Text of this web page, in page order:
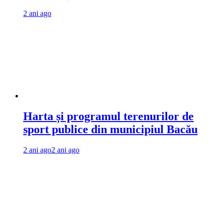
2 ani ago
Harta și programul terenurilor de
sport publice din municipiul Bacău
2 ani ago2 ani ago